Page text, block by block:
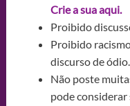
Crie a sua aqui.
Proibido
Proibido
discurso de ódio.
Não poste
pode considerar